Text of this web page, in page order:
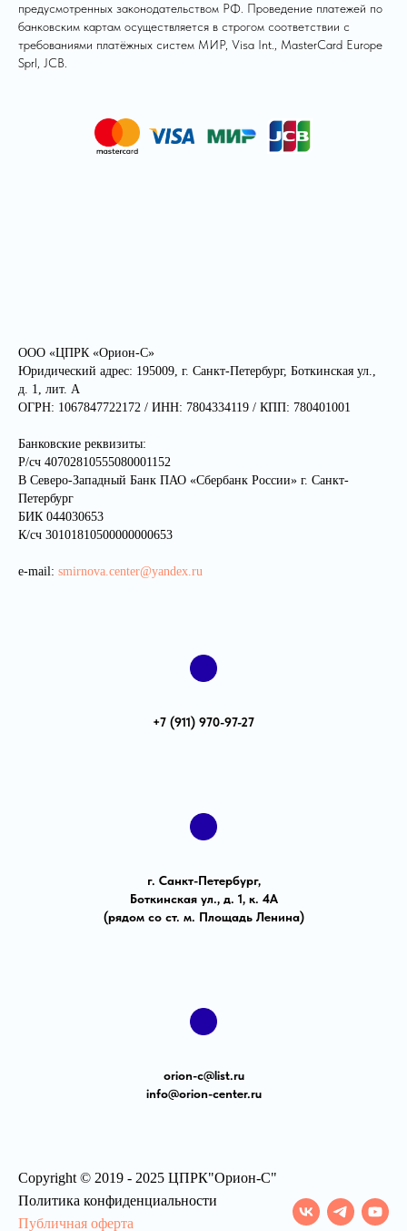
предусмотренных законодательством РФ. Проведение платежей по
банковским картам осуществляется в строгом соответствии с
требованиями платёжных систем МИР, Visa Int., MasterCard Europe
Sprl, JCB.
ООО «ЦПРК «Орион-С»
Юридический адрес: 195009, г. Санкт-Петербург, Боткинская ул.,
д. 1, лит. А
ОГРН: 1067847722172 / ИНН: 7804334119 / КПП: 780401001
Банковские реквизиты:
Р/сч 40702810555080001152
В Северо-Западный Банк ПАО «Сбербанк России» г. Санкт-
Петербург
БИК 044030653
К/сч 30101810500000000653
e-mail: smirnova.center@yandex.ru
+7 (911) 970-97-27
г. Санкт-Петербург,
Боткинская ул., д. 1, к. 4А
(рядом со ст. м. Площадь Ленина)
orion-с@list.ru
info@orion-center.ru
Copyright © 2019 - 2025 ЦПРК"Орион-С"
Политика конфиденциальности
Публичная оферта